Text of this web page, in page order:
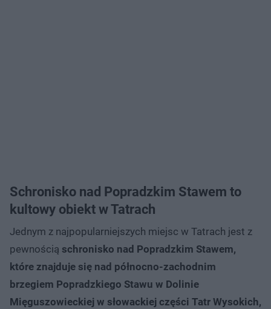
Schronisko nad Popradzkim Stawem to
kultowy obiekt w Tatrach
Jednym z najpopularniejszych miejsc w Tatrach jest z
pewnością schronisko nad Popradzkim Stawem,
które znajduje się nad północno-zachodnim
brzegiem Popradzkiego Stawu w Dolinie
Mięguszowieckiej w słowackiej części Tatr Wysokich,